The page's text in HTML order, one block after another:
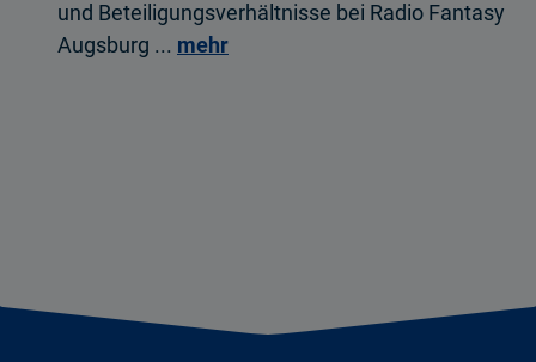
und Beteiligungsverhältnisse bei Radio Fantasy
Augsburg ... mehr